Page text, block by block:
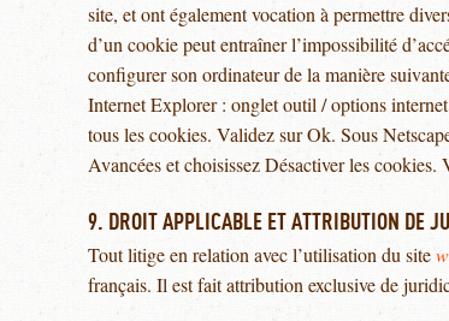
site, et ont également vocation à permettre
d’un cookie peut entraîner l’impossibilité
configurer son ordinateur de la manière
Internet Explorer : onglet outil / options
tous les cookies. Validez sur Ok. Sous
Avancées et choisissez Désactiver les cookies.
9. DROIT APPLICABLE ET ATTRIBUTION DE
Tout litige en relation avec l’utilisation du site
français. Il est fait attribution exclusive de